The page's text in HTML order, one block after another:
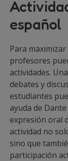
español
Para
profesores
actividades.
debates y
estudiantes
ayuda de
expresión oral
actividad no
sino que
participación